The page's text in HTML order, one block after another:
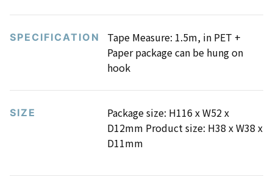
SPECIFICATION
Tape Measure: 1.5m, in PET +
Paper package can be hung on
hook
SIZE
Package size: H116 x W52 x
D12mm Product size: H38 x W38 x
D11mm